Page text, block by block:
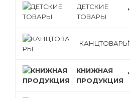
ДЕТСКИЕ
ТОВАРЫ
КАНЦТОВАРЫ
КНИЖНАЯ
ПРОДУКЦИЯ